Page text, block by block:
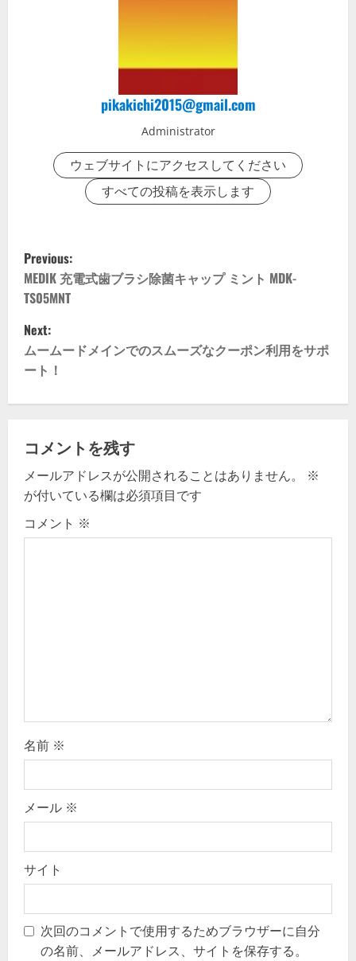
pikakichi2015@gmail.com
Administrator
ウェブサイトにアクセスしてください
すべての投稿を表示します
P
o
s
t
v
i
g
Previous:
MEDIK 充電式歯ブラシ除菌キャップ ミント MDK-
TS05MNT
Next:
ムームードメインでのスムーズなクーポン利用をサポ
ート！
コメントを残す
メールアドレスが公開されることはありません。
※
が付いている欄は必須項目です
コメント ※
名前 ※
メール ※
サイト
次回のコメントで使用するためブラウザーに自分
の名前、メールアドレス、サイトを保存する。